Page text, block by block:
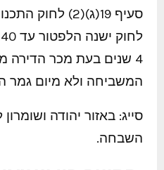
4 שנים בעת מכר הדירה
המשביחה ולא מיום גמר
סייג: באזור יהודה
השבחה.